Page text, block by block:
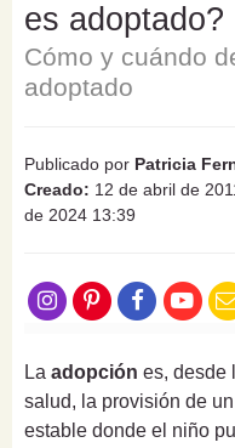
es adoptado?
Cómo y cuándo
adoptado
Publicado por Patricia
Creado: 12 de abril de
de 2024 13:39
La adopción es, desde
salud, la provisión de
estable donde el niño